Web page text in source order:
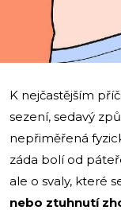
K nejčastějším
sezení, sedavý
nepřiměřená
záda bolí od
ale o svaly, které
nebo ztuhnutí